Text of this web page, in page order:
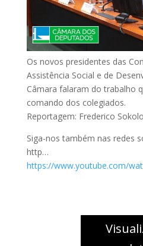
Os novos presidentes das
Assistência Social e de
Câmara falaram do trabalho
comando dos colegiados.
Reportagem: Frederico
Siga-nos também nas redes
http…
https://www.youtube.com/